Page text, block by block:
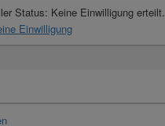
Status: Keine Einwilligung erteilt.
Einwilligung